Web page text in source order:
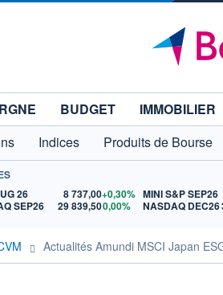
BUDGET IMMOBILIER
Indices Produits de Bourse
26
8 737,00+0,30%
SEP26
29 839,500,00%
MINI S&P SEP26
NASDAQ DEC26
Actualités Amundi MSCI Japan